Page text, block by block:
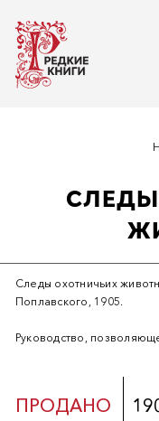
Следы охотничьих
Поплавского, 1905.
Руководство,
ПРОДАНО